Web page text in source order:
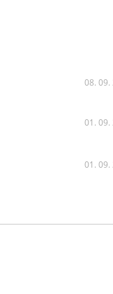
08. 09.
01. 09.
01. 09.